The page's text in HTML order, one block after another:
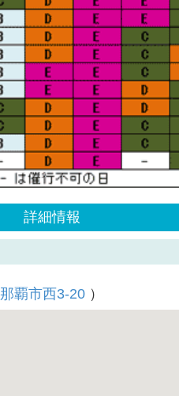
詳細情報
那覇市西3-20 ）